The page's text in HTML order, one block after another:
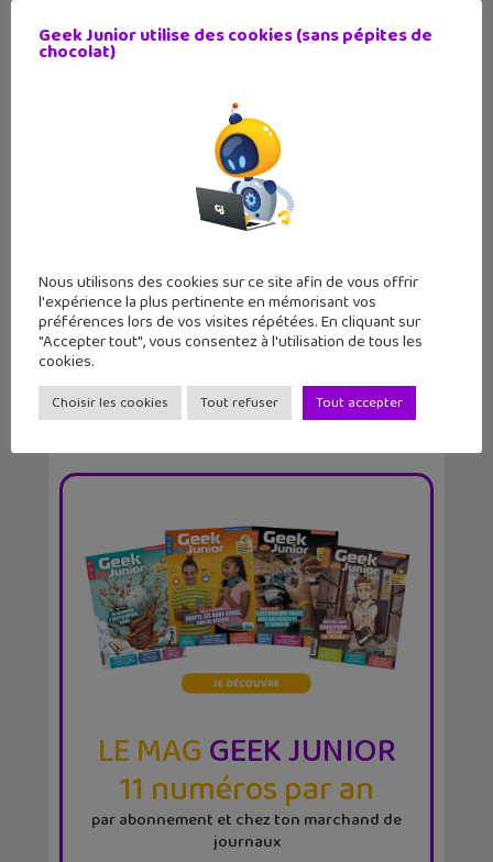
One Piece Red disponible sur Netflix
LE MAGGEEK JUNIOR
11 numéros par an
par abonnement et chez ton marchand de
journaux
Geek Junior utilise des cookies (sans pépites de
chocolat)
Nous utilisons des cookies sur ce site afin de vous offrir
l'expérience la plus pertinente en mémorisant vos
préférences lors de vos visites répétées. En cliquant sur
"Accepter tout", vous consentez à l'utilisation de tous les
cookies.
Choisir les cookies Tout refuser Tout accepter